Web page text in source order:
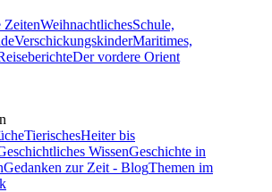
ZeitenWeihnachtlichesSchule,
VerschickungskinderMaritimes,
Der vordere Orient
TierischesHeiter bis
WissenGeschichte in
Gedanken zur Zeit - BlogThemen im